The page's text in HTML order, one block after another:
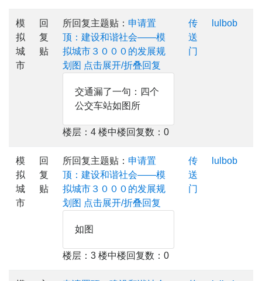
模
拟
城
市
回
复
贴
所回复主题贴： 申请置
顶：建设和谐社会——模
拟城市３０００的发展规
划图 点击展开/折叠回复
交通漏了一句：四个
公交车站如图所
楼层：4 楼中楼回复数：0
传
送
门
lulbob
模
拟
城
市
回
复
贴
所回复主题贴： 申请置
顶：建设和谐社会——模
拟城市３０００的发展规
划图 点击展开/折叠回复
如图
楼层：3 楼中楼回复数：0
传
送
门
lulbob